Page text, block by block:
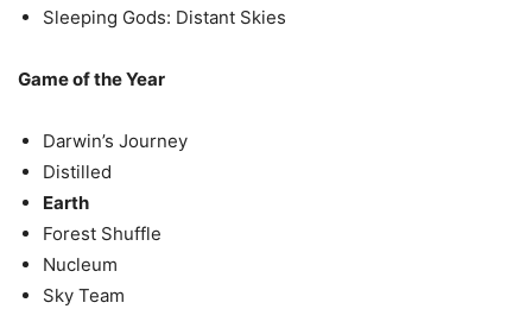
Sleeping Gods: Distant Skies
Game of the Year
Darwin’s Journey
Distilled
Earth
Forest Shuffle
Nucleum
Sky Team